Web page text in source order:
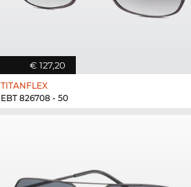
€ 127,20
TITANFLEX
EBT 826708 - 50